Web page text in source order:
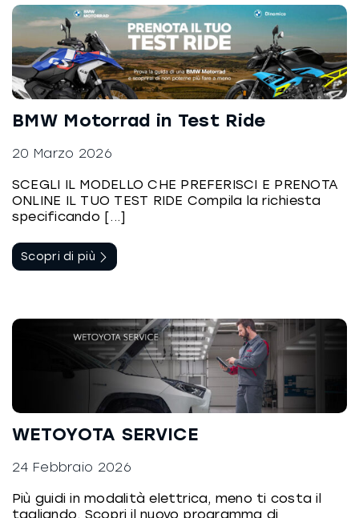
BMW Motorrad in Test Ride
20 Marzo 2026
SCEGLI IL MODELLO CHE PREFERISCI E PRENOTA
ONLINE IL TUO TEST RIDE Compila la richiesta
specificando [...]
Scopri di più
WETOYOTA SERVICE
24 Febbraio 2026
Più guidi in modalità elettrica, meno ti costa il
tagliando. Scopri il nuovo programma di